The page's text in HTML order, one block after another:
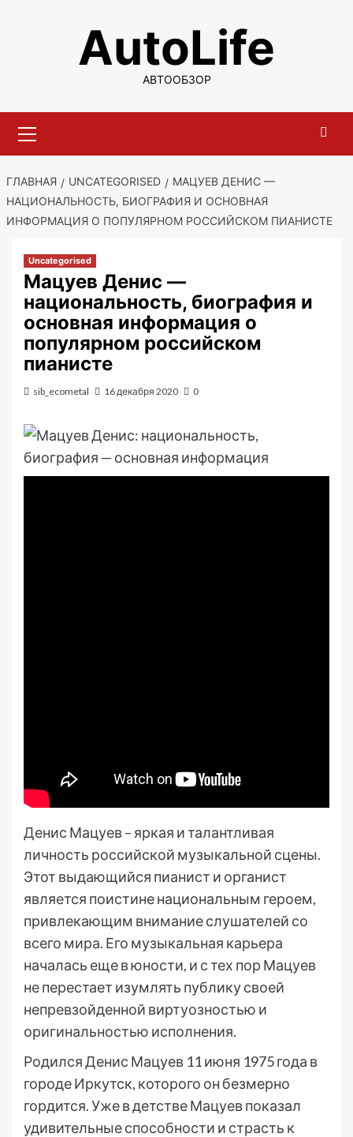
содержимомуAutoLife
АВТООБЗОР
меню
ГЛАВНАЯ UNCATEGORISED
МАЦУЕВ ДЕНИС —
НАЦИОНАЛЬНОСТЬ, БИОГРАФИЯ И ОСНОВНАЯ
ИНФОРМАЦИЯ О ПОПУЛЯРНОМ РОССИЙСКОМ ПИАНИСТЕ
Uncategorised
Мацуев Денис —
национальность, биография и
основная информация о
популярном российском
пианисте
sib_ecometal 16 декабря 2020 0
Денис Мацуев – яркая и талантливая
личность российской музыкальной сцены.
Этот выдающийся пианист и органист
является поистине национальным героем,
привлекающим внимание слушателей со
всего мира. Его музыкальная карьера
началась еще в юности, и с тех пор Мацуев
не перестает изумлять публику своей
непревзойденной виртуозностью и
оригинальностью исполнения.
Родился Денис Мацуев 11 июня 1975 года в
городе Иркутск, которого он безмерно
гордится. Уже в детстве Мацуев показал
удивительные способности и страсть к